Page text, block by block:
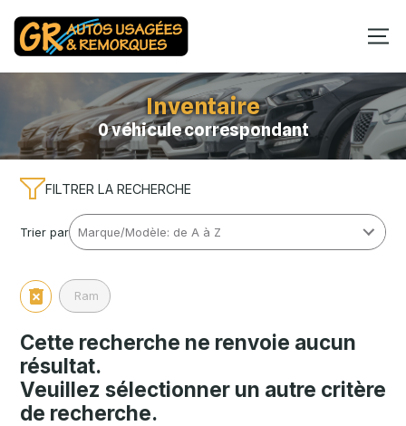
Inventaire
0 véhicule correspondant
FILTRER LA RECHERCHE
Trier par
Ram
Cette recherche ne renvoie aucun
résultat.
Veuillez sélectionner un autre critère
de recherche.